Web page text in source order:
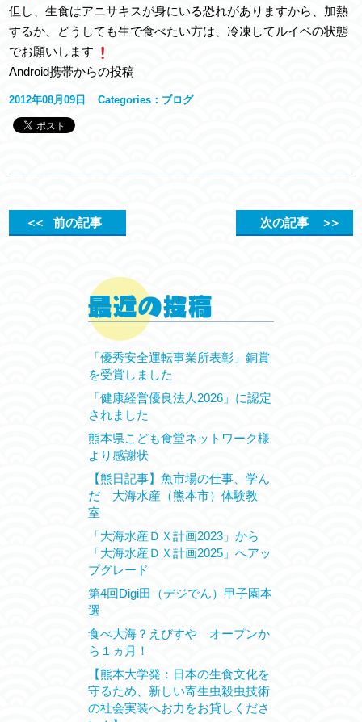
但し、生食はアニサキスが身にいる恐れがありますから、加熱
するか、どうしても生で食べたい方は、冷凍してルイベの状態
でお願いします
Android携帯からの投稿
2012年08月09日 Categories： ブログ
＜＜前の記事 次の記事 ＞＞
「優秀安全運転事業所表彰」銅賞
を受賞しました
「健康経営優良法人2026」に認定
されました
熊本県こども食堂ネットワーク様
より感謝状
【熊日記事】魚市場の仕事、学ん
だ 大海水産（熊本市）体験教
室
「大海水産ＤＸ計画2023」から
「大海水産ＤＸ計画2025」へアッ
プグレード
第4回Digi田（デジでん）甲子園本
選
食べ大海？えびすや オープンか
ら１ヵ月！
【熊本大学発：日本の生食文化を
守るため、新しい寄生虫殺虫技術
の社会実装へお力をお貸しくださ